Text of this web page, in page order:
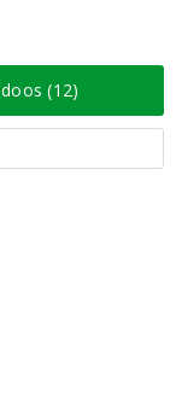
doos (12)